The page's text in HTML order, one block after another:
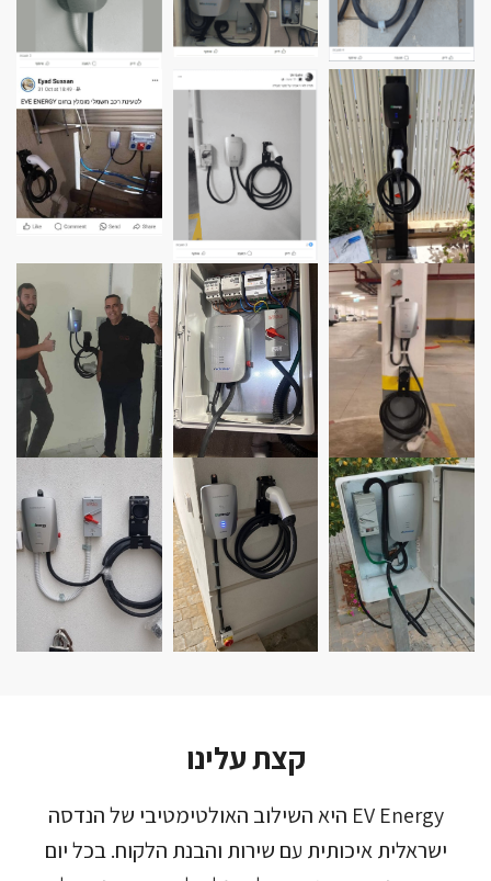
קצת עלינו
EV Energy היא השילוב האולטימטיבי של הנדסה
ישראלית איכותית עם שירות והבנת הלקוח. בכל יום